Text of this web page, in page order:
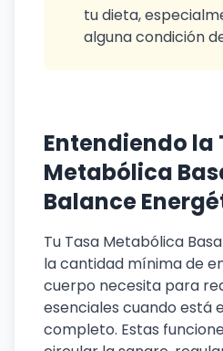
tu dieta,
alguna condición
Entendiendo la
Metabólica
Balance
Tu Tasa Metabólica
la cantidad mínima de
cuerpo necesita para
esenciales cuando está
completo. Estas